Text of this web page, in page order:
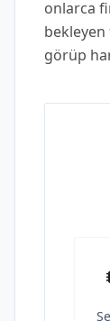
onlarca
bekleyen
görüp